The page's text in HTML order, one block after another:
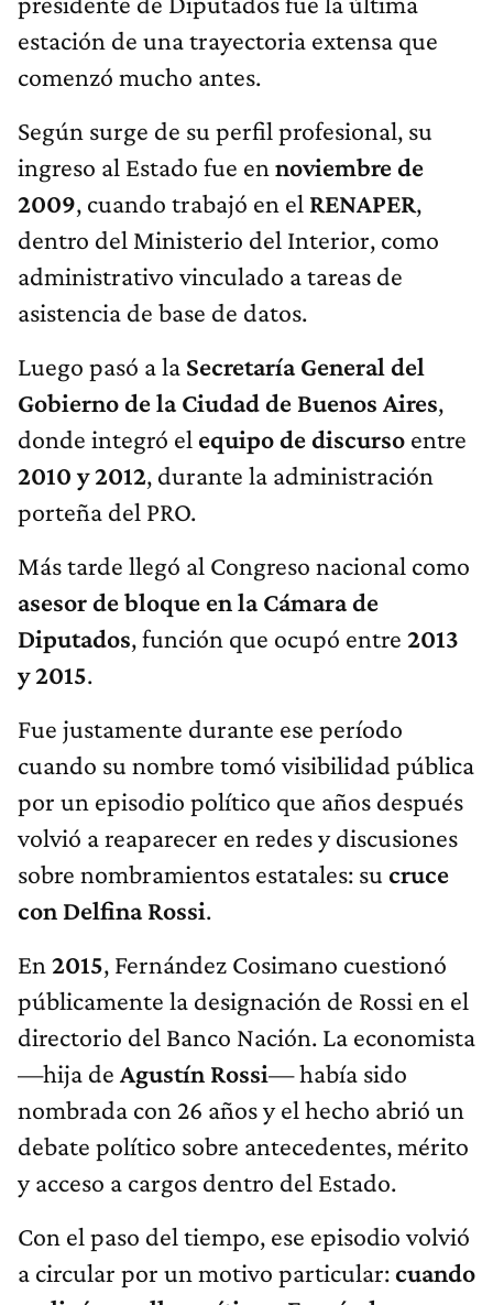
estación de una trayectoria extensa que
comenzó mucho antes.
Según surge de su perfil profesional, su
ingreso al Estado fue en noviembre de
2009, cuando trabajó en el RENAPER,
dentro del Ministerio del Interior, como
administrativo vinculado a tareas de
asistencia de base de datos.
Luego pasó a la Secretaría General del
Gobierno de la Ciudad de Buenos Aires,
donde integró el equipo de discurso entre
2010 y 2012, durante la administración
porteña del PRO.
Más tarde llegó al Congreso nacional como
asesor de bloque en la Cámara de
Diputados, función que ocupó entre 2013
y 2015.
Fue justamente durante ese período
cuando su nombre tomó visibilidad pública
por un episodio político que años después
volvió a reaparecer en redes y discusiones
sobre nombramientos estatales: su cruce
con Delfina Rossi.
En 2015, Fernández Cosimano cuestionó
públicamente la designación de Rossi en el
directorio del Banco Nación. La economista
—hija de Agustín Rossi— había sido
nombrada con 26 años y el hecho abrió un
debate político sobre antecedentes, mérito
y acceso a cargos dentro del Estado.
Con el paso del tiempo, ese episodio volvió
a circular por un motivo particular:cuando